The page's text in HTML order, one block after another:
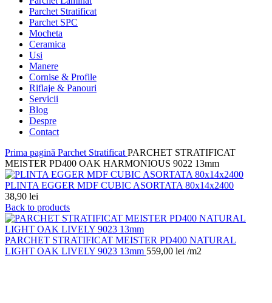
Parchet Stratificat
Parchet SPC
Mocheta
Ceramica
Usi
Manere
Cornise & Profile
Riflaje & Panouri
Servicii
Blog
Despre
Contact
Prima pagină Parchet Stratificat PARCHET STRATIFICAT
MEISTER PD400 OAK HARMONIOUS 9022 13mm
PLINTA EGGER MDF CUBIC ASORTATA 80x14x2400
38,90 lei
Back to products
PARCHET STRATIFICAT MEISTER PD400 NATURAL
LIGHT OAK LIVELY 9023 13mm 559,00 lei /m2